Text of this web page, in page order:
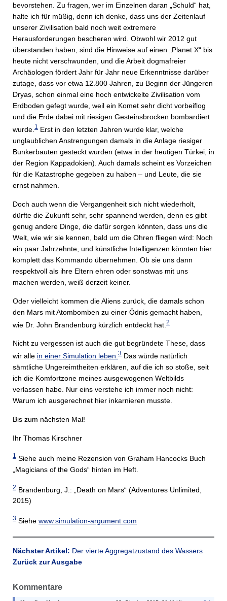
bevorstehen. Zu fragen, wer im Einzelnen daran „Schuld“ hat,
halte ich für müßig, denn ich denke, dass uns der Zeitenlauf
unserer Zivilisation bald noch weit extremere
Herausforderungen bescheren wird. Obwohl wir 2012 gut
überstanden haben, sind die Hinweise auf einen „Planet X“ bis
heute nicht verschwunden, und die Arbeit dogmafreier
Archäologen fördert Jahr für Jahr neue Erkenntnisse darüber
zutage, dass vor etwa 12.800 Jahren, zu Beginn der Jüngeren
Dryas, schon einmal eine hoch entwickelte Zivilisation vom
Erdboden gefegt wurde, weil ein Komet sehr dicht vorbeiflog
und die Erde dabei mit riesigen Gesteinsbrocken bombardiert
wurde. 1
Erst in den letzten Jahren wurde klar, welche
unglaublichen Anstrengungen damals in die Anlage riesiger
Bunkerbauten gesteckt wurden (etwa in der heutigen Türkei, in
der Region Kappadokien). Auch damals scheint es Vorzeichen
für die Katastrophe gegeben zu haben – und Leute, die sie
ernst nahmen.
Doch auch wenn die Vergangenheit sich nicht wiederholt,
dürfte die Zukunft sehr, sehr spannend werden, denn es gibt
genug andere Dinge, die dafür sorgen könnten, dass uns die
Welt, wie wir sie kennen, bald um die Ohren fliegen wird: Noch
ein paar Jahrzehnte, und künstliche Intelligenzen könnten hier
komplett das Kommando übernehmen. Ob sie uns dann
respektvoll als ihre Eltern ehren oder sonstwas mit uns
machen werden, weiß derzeit keiner.
Oder vielleicht kommen die Aliens zurück, die damals schon
den Mars mit Atombomben zu einer Ödnis gemacht haben,
wie Dr. John Brandenburg kürzlich entdeckt hat. 2
Nicht zu vergessen ist auch die gut begründete These, dass
wir alle in einer Simulation leben. 3 Das würde natürlich
sämtliche Ungereimtheiten erklären, auf die ich so stoße, seit
ich die Komfortzone meines ausgewogenen Weltbilds
verlassen habe. Nur eins verstehe ich immer noch nicht:
Warum ich ausgerechnet hier inkarnieren musste.
Bis zum nächsten Mal!
Ihr Thomas Kirschner
1 Siehe auch meine Rezension von Graham Hancocks Buch
„Magicians of the Gods“ hinten im Heft.
2 Brandenburg, J.: „Death on Mars“ (Adventures Unlimited,
2015)
3 Siehe www.simulation-argument.com
Nächster Artikel: Der vierte Aggregatzustand des Wassers
Zurück zur Ausgabe
Kommentare